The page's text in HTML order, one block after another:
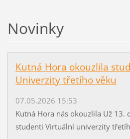
Novinky
Kutná Hora okouzlila
Univerzity třetího věku
07.05.2026 15:53
Kutná Hora nás okouzlila Už 13.
studenti Virtuální univerzity